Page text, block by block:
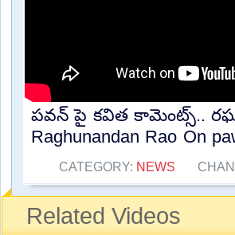
పవన్ పై కవిత కామెంట్స్..
Raghunandan Rao On
CATEGORY: NEWS
Related Videos